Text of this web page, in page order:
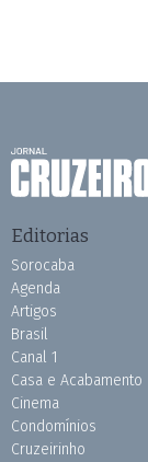
Editorias
Sorocaba
Agenda
Artigos
Brasil
Canal 1
Casa e Acabamento
Cinema
Condomínios
Cruzeirinho